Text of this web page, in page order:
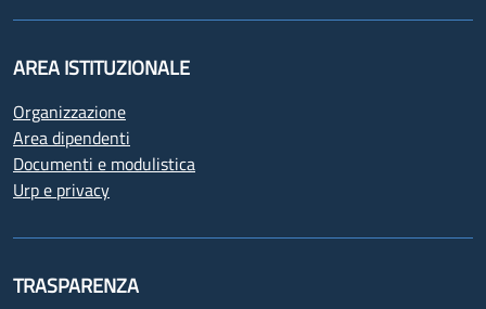
AREA ISTITUZIONALE
Organizzazione
Area dipendenti
Documenti e modulistica
Urp e privacy
TRASPARENZA